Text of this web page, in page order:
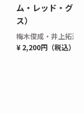
ム・レッド・グロ
ス）
梅木俊成・井上拓海
¥ 2,200円（税込）